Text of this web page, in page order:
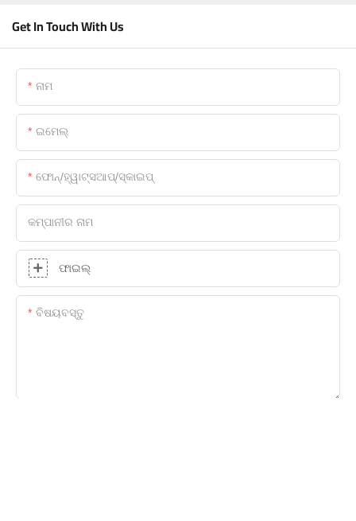
Get In Touch With Us
ନାମ
ଇମେଲ୍
ଫୋନ୍/ହ୍ୱାଟ୍ସଆପ୍/ସ୍କାଇପ୍
କମ୍ପାନୀର ନାମ
ଫାଇଲ୍
ବିଷୟବସ୍ତୁ